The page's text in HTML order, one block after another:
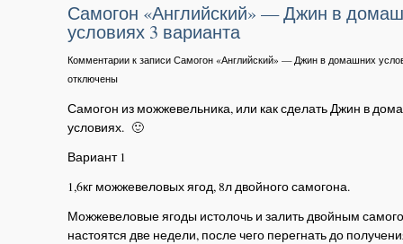
Самогон «Английский» — Джин в
условиях 3 варианта
Комментарии к записи Самогон «Английский» — Джин в домашних
отключены
Самогон из можжевельника, или как сделать Джин в
условиях. 🙂
Вариант 1
1,6кг можжевеловых ягод, 8л двойного самогона.
Можжевеловые ягоды истолочь и залить двойным
настоятся две недели, после чего перегнать до